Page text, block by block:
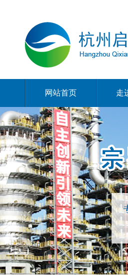
网站首页 走